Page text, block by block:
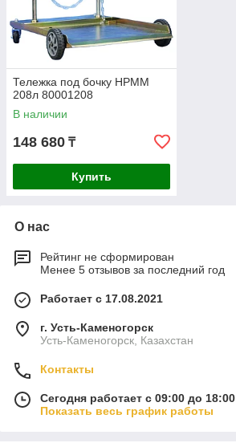
Тележка под бочку HPMM
208л 80001208
В наличии
148 680 ₸
Купить
О нас
Рейтинг не сформирован
Менее 5 отзывов за последний год
Работает с 17.08.2021
г. Усть-Каменогорск
Усть-Каменогорск, Казахстан
Контакты
Сегодня работает с 09:00 до 18:00
Показать весь график работы